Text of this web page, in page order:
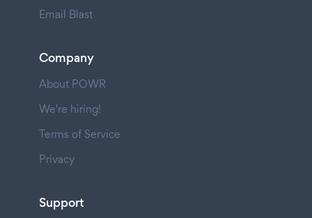
Email Blast
Company
About POWR
We're hiring!
Terms of Service
Privacy
Support